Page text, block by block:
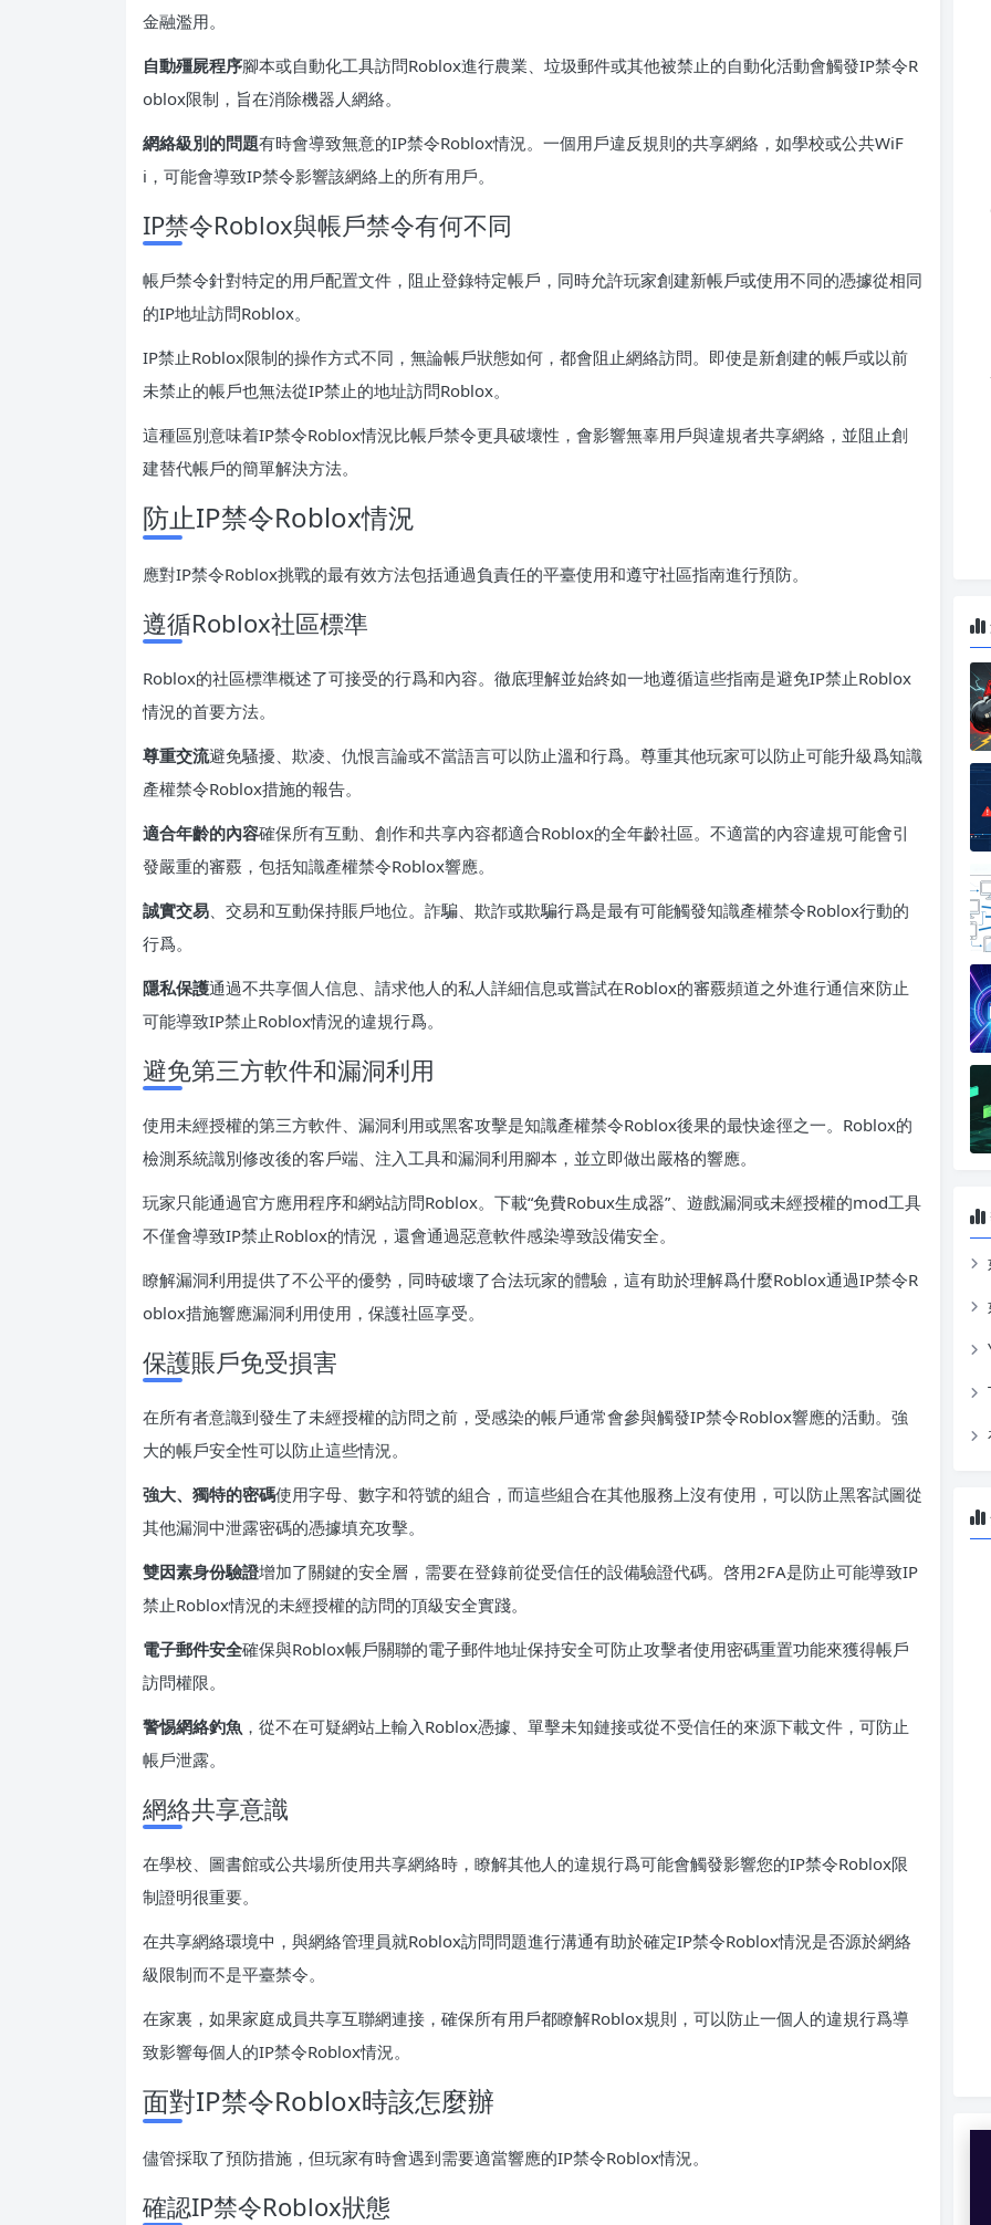
金融濫用。
自動殭屍程序腳本或自動化工具訪問Roblox進行農業、垃圾郵件或其他被禁止的自動化活動會觸發IP禁令R
oblox限制，旨在消除機器人網絡。
網絡級別的問題有時會導致無意的IP禁令Roblox情況。一個用戶違反規則的共享網絡，如學校或公共WiF
i，可能會導致IP禁令影響該網絡上的所有用戶。
IP禁令Roblox與帳戶禁令有何不同
帳戶禁令針對特定的用戶配置文件，阻止登錄特定帳戶，同時允許玩家創建新帳戶或使用不同的憑據從相同
的IP地址訪問Roblox。
IP禁止Roblox限制的操作方式不同，無論帳戶狀態如何，都會阻止網絡訪問。即使是新創建的帳戶或以前
未禁止的帳戶也無法從IP禁止的地址訪問Roblox。
這種區別意味着IP禁令Roblox情況比帳戶禁令更具破壞性，會影響無辜用戶與違規者共享網絡，並阻止創
建替代帳戶的簡單解決方法。
防止IP禁令Roblox情況
應對IP禁令Roblox挑戰的最有效方法包括通過負責任的平臺使用和遵守社區指南進行預防。
遵循Roblox社區標準
Roblox的社區標準概述了可接受的行爲和內容。徹底理解並始終如一地遵循這些指南是避免IP禁止Roblox
情況的首要方法。
尊重交流避免騷擾、欺凌、仇恨言論或不當語言可以防止溫和行爲。尊重其他玩家可以防止可能升級爲知識
產權禁令Roblox措施的報告。
適合年齡的內容確保所有互動、創作和共享內容都適合Roblox的全年齡社區。不適當的內容違規可能會引
發嚴重的審覈，包括知識產權禁令Roblox響應。
誠實交易 、交易和互動保持賬戶地位。詐騙、欺詐或欺騙行爲是最有可能觸發知識產權禁令Roblox行動的
行爲。
隱私保護通過不共享個人信息、請求他人的私人詳細信息或嘗試在Roblox的審覈頻道之外進行通信來防止
可能導致IP禁止Roblox情況的違規行爲。
避免第三方軟件和漏洞利用
使用未經授權的第三方軟件、漏洞利用或黑客攻擊是知識產權禁令Roblox後果的最快途徑之一。Roblox的
檢測系統識別修改後的客戶端、注入工具和漏洞利用腳本，並立即做出嚴格的響應。
玩家只能通過官方應用程序和網站訪問Roblox。下載“免費Robux生成器”、遊戲漏洞或未經授權的mod工具
不僅會導致IP禁止Roblox的情況，還會通過惡意軟件感染導致設備安全。
瞭解漏洞利用提供了不公平的優勢，同時破壞了合法玩家的體驗，這有助於理解爲什麼Roblox通過IP禁令R
oblox措施響應漏洞利用使用，保護社區享受。
保護賬戶免受損害
在所有者意識到發生了未經授權的訪問之前，受感染的帳戶通常會參與觸發IP禁令Roblox響應的活動。強
大的帳戶安全性可以防止這些情況。
強大、獨特的密碼使用字母、數字和符號的組合，而這些組合在其他服務上沒有使用，可以防止黑客試圖從
其他漏洞中泄露密碼的憑據填充攻擊。
雙因素身份驗證增加了關鍵的安全層，需要在登錄前從受信任的設備驗證代碼。啓用2FA是防止可能導致IP
禁止Roblox情況的未經授權的訪問的頂級安全實踐。
電子郵件安全確保與Roblox帳戶關聯的電子郵件地址保持安全可防止攻擊者使用密碼重置功能來獲得帳戶
訪問權限。
警惕網絡釣魚 ，從不在可疑網站上輸入Roblox憑據、單擊未知鏈接或從不受信任的來源下載文件，可防止
帳戶泄露。
網絡共享意識
在學校、圖書館或公共場所使用共享網絡時，瞭解其他人的違規行爲可能會觸發影響您的IP禁令Roblox限
制證明很重要。
在共享網絡環境中，與網絡管理員就Roblox訪問問題進行溝通有助於確定IP禁令Roblox情況是否源於網絡
級限制而不是平臺禁令。
在家裏，如果家庭成員共享互聯網連接，確保所有用戶都瞭解Roblox規則，可以防止一個人的違規行爲導
致影響每個人的IP禁令Roblox情況。
面對IP禁令Roblox時該怎麼辦
儘管採取了預防措施，但玩家有時會遇到需要適當響應的IP禁令Roblox情況。
確認IP禁令Roblox狀態